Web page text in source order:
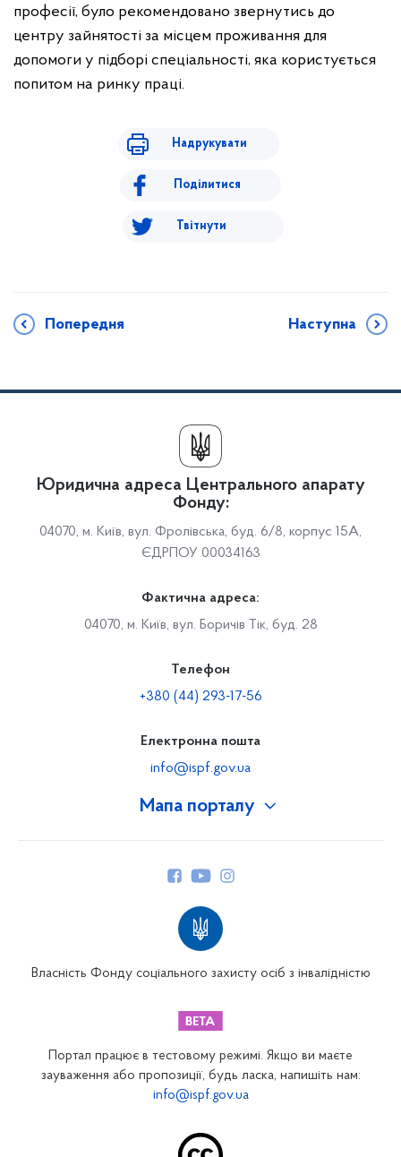
професії, було рекомендовано звернутись до
центру зайнятості за місцем проживання для
допомоги у підборі спеціальності, яка користується
попитом на ринку праці.
Надрукувати
Поділитися
Твітнути
Попередня Наступна
Мапа порталу
Закарпатське відділення
Запорізьке відділення
Юридична адреса Центрального апарату
Фонду:
04070, м. Київ, вул. Фролівська, буд. 6/8, корпус 15А,
ЄДРПОУ 00034163
Фактична адреса:
04070, м. Київ, вул. Боричів Тік, буд. 28
Телефон
+380 (44) 293-17-56
Електронна пошта
info@ispf.gov.ua
Власність Фонду соціального захисту осіб з інвалідністю
Портал працює в тестовому режимі. Якщо ви маєте
зауваження або пропозиції, будь ласка, напишіть нам:
info@ispf.gov.ua